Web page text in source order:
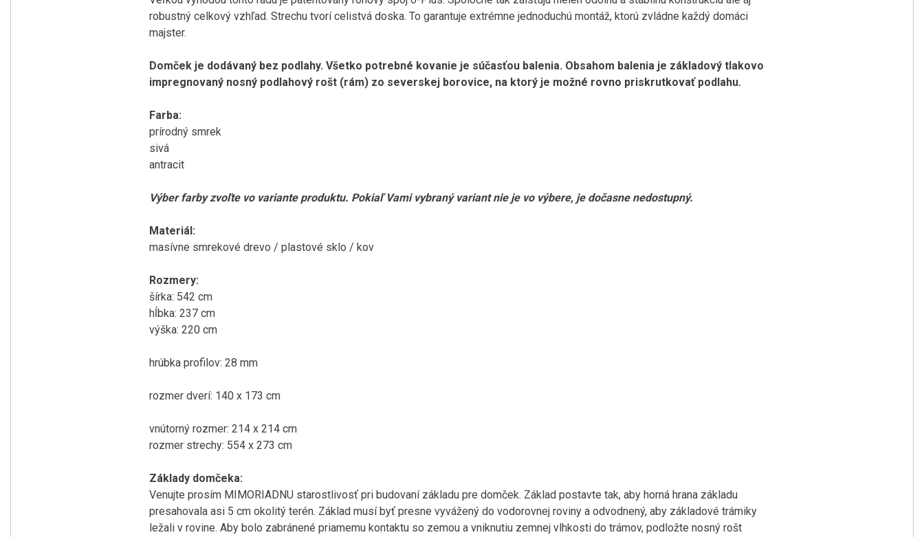
robustný celkový vzhľad. Strechu tvorí celistvá doska. To garantuje extrémne jednoduchú montáž, ktorú zvládne každý domáci
majster.
Domček je dodávaný bez podlahy. Všetko potrebné kovanie je súčasťou balenia. Obsahom balenia je základový tlakovo
impregnovaný nosný podlahový rošt (rám) zo severskej borovice, na ktorý je možné rovno priskrutkovať podlahu.
Farba:
prírodný smrek
sivá
antracit
Výber farby zvoľte vo variante produktu. Pokiaľ Vami vybraný variant nie je vo výbere, je dočasne nedostupný.
Materiál:
masívne smrekové drevo / plastové sklo / kov
Rozmery:
šírka: 542 cm
hĺbka: 237 cm
výška: 220 cm
hrúbka profilov: 28 mm
rozmer dverí: 140 x 173 cm
vnútorný rozmer: 214 x 214 cm
rozmer strechy: 554 x 273 cm
Základy domčeka:
Venujte prosím MIMORIADNU starostlivosť pri budovaní základu pre domček. Základ postavte tak, aby horná hrana základu
presahovala asi 5 cm okolitý terén. Základ musí byť presne vyvážený do vodorovnej roviny a odvodnený, aby základové trámiky
ležali v rovine. Aby bolo zabránené priamemu kontaktu so zemou a vniknutiu zemnej vlhkosti do trámov, podložte nosný rošt